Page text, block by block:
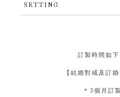
SETTING
訂製時間如下
【結婚對戒及訂婚
＊3個月訂